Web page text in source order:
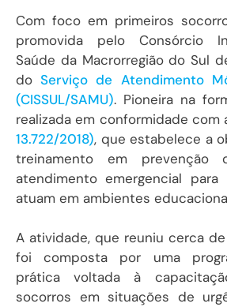
Com foco em primeiros
promovida pelo Consórcio
Saúde da Macrorregião do Sul
do Serviço de Atendimento
(CISSUL/SAMU). Pioneira na
realizada em conformidade com
13.722/2018), que estabelece a
treinamento em prevenção
atendimento emergencial para
atuam em ambientes
A atividade, que reuniu cerca
foi composta por uma
prática voltada à
socorros em situações de